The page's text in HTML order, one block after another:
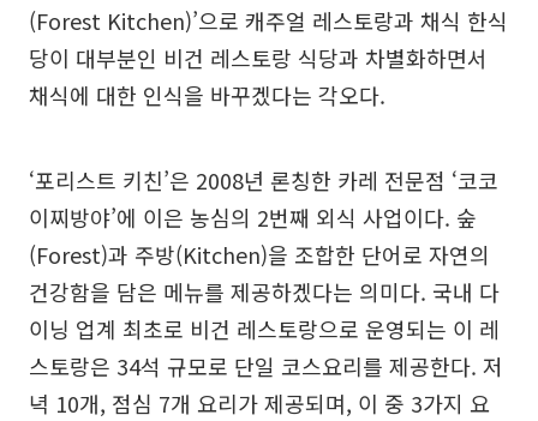
(Forest Kitchen)’으로 캐주얼 레스토랑과 채식 한식
당이 대부분인 비건 레스토랑 식당과 차별화하면서
채식에 대한 인식을 바꾸겠다는 각오다.
‘포리스트 키친’은 2008년 론칭한 카레 전문점 ‘코코
이찌방야’에 이은 농심의 2번째 외식 사업이다. 숲
(Forest)과 주방(Kitchen)을 조합한 단어로 자연의
건강함을 담은 메뉴를 제공하겠다는 의미다. 국내 다
이닝 업계 최초로 비건 레스토랑으로 운영되는 이 레
스토랑은 34석 규모로 단일 코스요리를 제공한다. 저
녁 10개, 점심 7개 요리가 제공되며, 이 중 3가지 요